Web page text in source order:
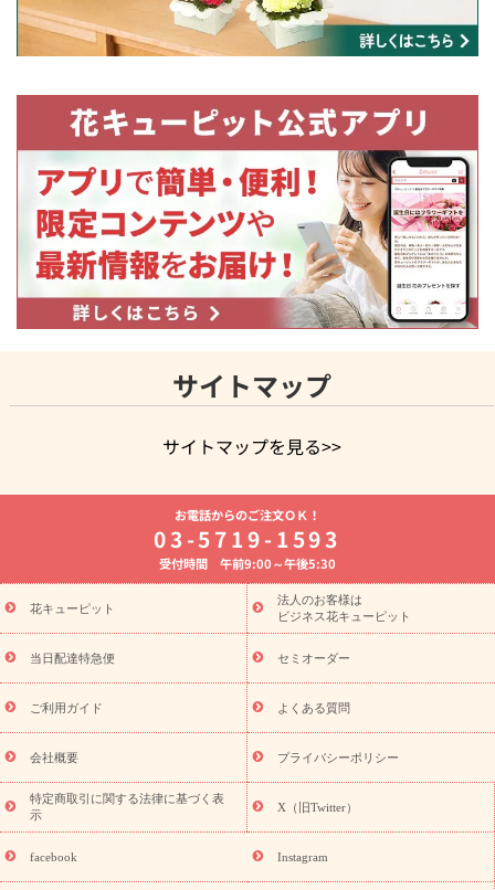
サイトマップ
サイトマップを見る>>
よく贈られる花
お祝いの花特集
誕生日フラワーギフト特集
8月の誕生花(トルコキキョウ)
開店・開業祝い
お供え・お悔やみ お供え・お悔やみの花
通夜・葬儀に贈る花 胡蝶蘭・花鉢
ーブドフラワー
季節のイベント
ひまわり ギフト・プレゼント
特集
お盆 花（新盆・初盆） 季節のイベント
お盆 花（新
盆・初盆）
お盆 花（新盆・初盆）
お盆・お供え 花とセットギ
フト
お盆・お供え プリザーブドフラワー
ひまわり ギフト・プ
レゼント特集
夏の花贈り・お中元・暑中見舞い 花のギフト特集
敬老の日におくる花ギフト・プレゼント特集
花ギフト・プレゼント特集
敬老の日 花のおすすめランキング
敬
老の日 花鉢植えのギフト・プレゼント特集
敬老の日 花とセットギ
フト・プレゼント特集
敬老の日の花 全てのギフト一覧
キャン
ペーン
「きょう誕生日なんです」キャンペーン
探す
誕生日フラワーギフト 誕生日フラワーギフト特集
誕生
日フラワーギフト商品一覧
ユリ トルコキキョウ
誕生花(トルコキキョウ)
9月の誕生花(リンドウ)
誕生日セット
お電話からのご注文ＯＫ！
03-5719-1593
受付時間 午前9:00～午後5:30
花キューピット
法人のお客様は
ビジネス花キューピット
当日配達特急便 セミオーダー
ご利用ガイド よくある質問
会社概要 プライバシーポリシー
特定商取引に関する法律に基づく表
示
X（旧Twitter）
facebook Instagram